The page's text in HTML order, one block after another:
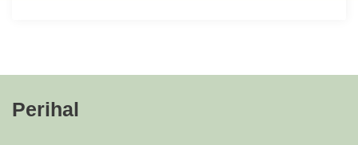
Perihal